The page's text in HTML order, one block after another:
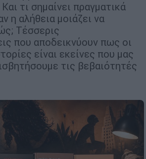
τι σημαίνει πραγματικά
η αλήθεια μοιάζει να
Τέσσερις
που αποδεικνύουν πως οι
είναι εκείνες που μας
τις βεβαιότητές